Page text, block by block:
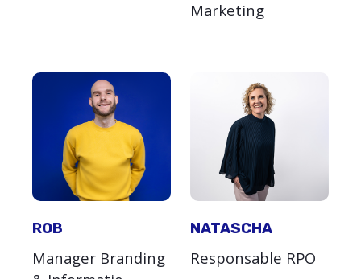
Marketing
ROB
Manager Branding
NATASCHA
Responsable RPO